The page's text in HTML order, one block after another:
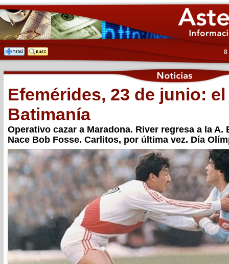
8
Efemérides, 23 de junio:
Batimanía
Operativo cazar a Maradona. River regresa a la
Nace Bob Fosse. Carlitos, por última vez. Día